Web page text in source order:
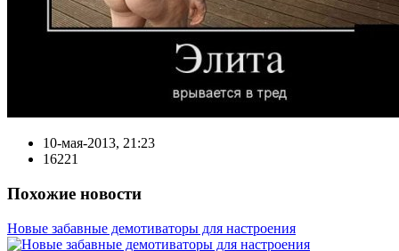
10-мая-2013, 21:23
16221
Похожие новости
Новые забавные демотиваторы для настроения